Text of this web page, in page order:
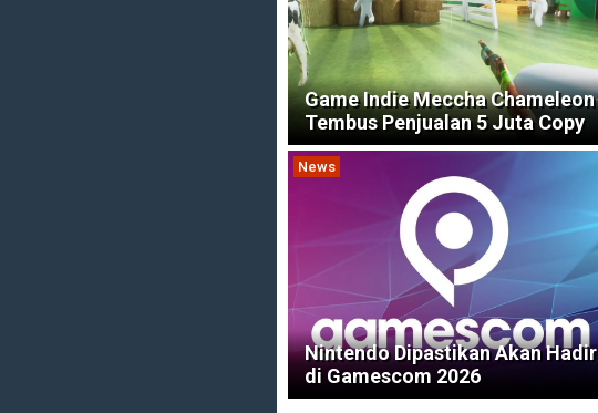
Game Indie Meccha Chameleon
Tembus Penjualan 5 Juta Copy
News
Nintendo Dipastikan Akan Hadir
di Gamescom 2026